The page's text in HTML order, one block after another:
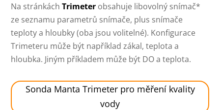
Na stránkáchTrimeter obsahuje libovolný snímač*
ze seznamu parametrů snímače, plus snímače
teploty a hloubky (oba jsou volitelné). Konfigurace
Trimeteru může být například zákal, teplota a
hloubka. Jiným příkladem může být DO a teplota.
Sonda Manta Trimeter pro měření kvality
vody